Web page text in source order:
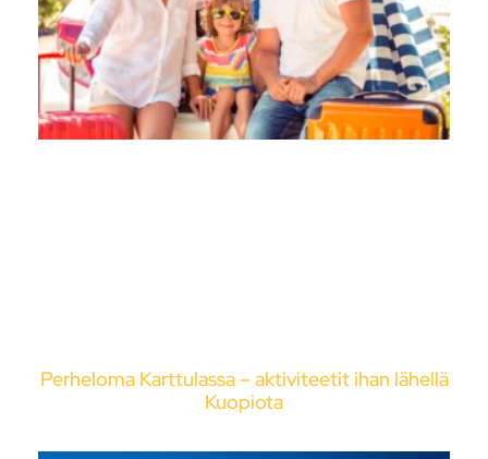
Perheloma Karttulassa – aktiviteetit ihan lähellä
Kuopiota